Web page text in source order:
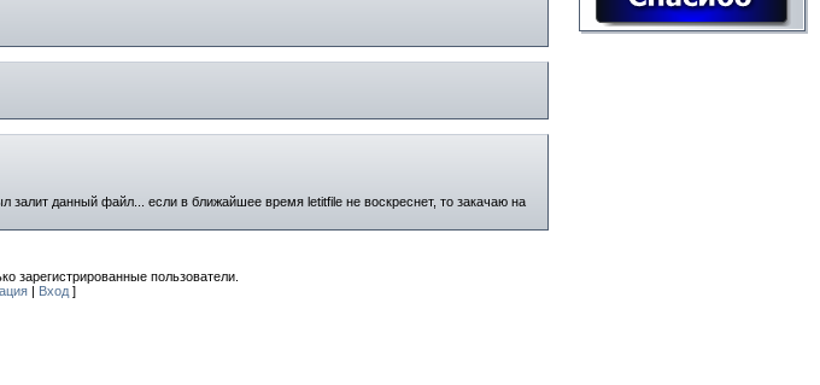
данный файл... если в ближайшее время letitfile не воскреснет, то закачаю на
зарегистрированные пользователи.
| Вход ]